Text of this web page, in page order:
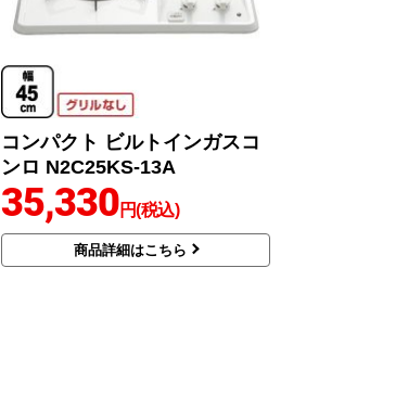
コンパクト ビルトインガスコ
ンロ N2C25KS-13A
35,330円(税込)
商品詳細はこちら